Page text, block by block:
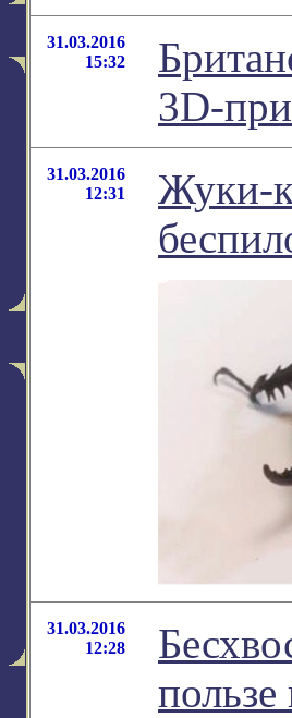
31.03.2016
15:32
3D-
31.03.2016
12:31
Жуки-
31.03.2016
12:28